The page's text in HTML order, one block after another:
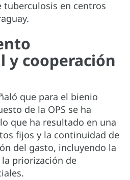
tuberculosis en centros
y cooperación
que para el bienio
de la OPS se ha
que ha resultado en una
fijos y la continuidad de
del gasto, incluyendo la
priorización de